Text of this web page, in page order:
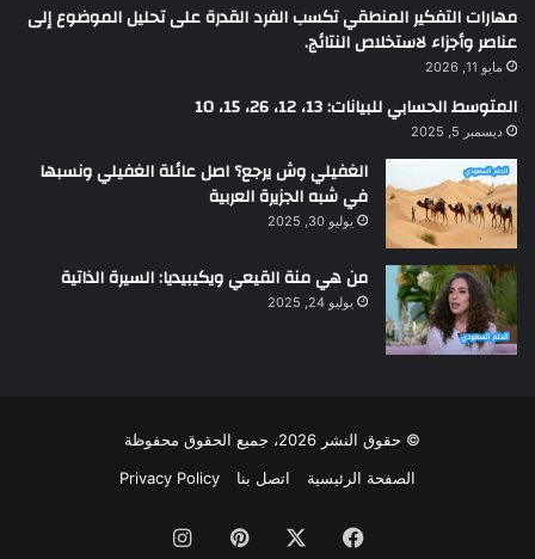
مهارات التفكير المنطقي تكسب الفرد القدرة على تحليل الموضوع إلى
عناصر وأجزاء لاستخلاص النتائج.
مايو 11, 2026
المتوسط الحسابي للبيانات: 13، 12، 26، 15، 10
ديسمبر 5, 2025
الغفيلي وش يرجع؟ اصل عائلة الغفيلي ونسبها
في شبه الجزيرة العربية
يوليو 30, 2025
من هي منة القيعي ويكيبيديا: السيرة الذاتية
يوليو 24, 2025
© حقوق النشر 2026، جميع الحقوق محفوظة
الصفحة الرئيسية
اتصل بنا Privacy Policy
فيسبوك بينتيريستانستقرام